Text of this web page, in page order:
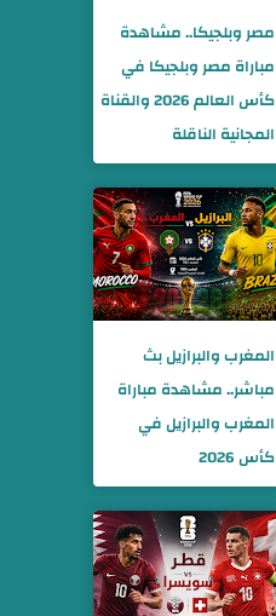
مصر وبلجيكا.. مشاهدة
مباراة مصر وبلجيكا في
كأس العالم 2026 والقناة
المجانية الناقلة
المغرب والبرازيل بث
مباشر.. مشاهدة مباراة
المغرب والبرازيل في
كأس 2026